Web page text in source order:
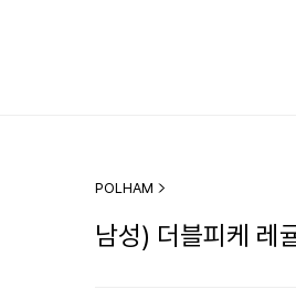
POLHAM
남성) 더블피케 레